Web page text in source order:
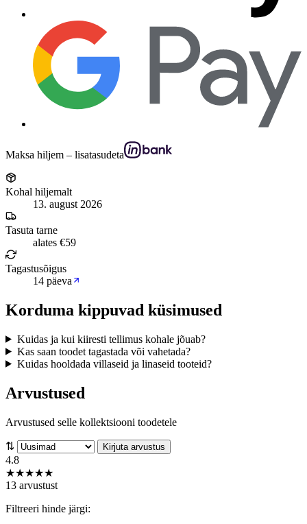
Maksa hiljem – lisatasudeta
Kohal hiljemalt
13. august 2026
Tasuta tarne
alates €59
Tagastusõigus
14 päeva
Korduma kippuvad küsimused
Kuidas ja kui kiiresti tellimus kohale jõuab?
Kas saan toodet tagastada või vahetada?
Kuidas hooldada villaseid ja linaseid tooteid?
Arvustused
Arvustused selle kollektsiooni toodetele
⇅ Kirjuta arvustus
4.8
★★★★★
13 arvustust
Filtreeri hinde järgi: